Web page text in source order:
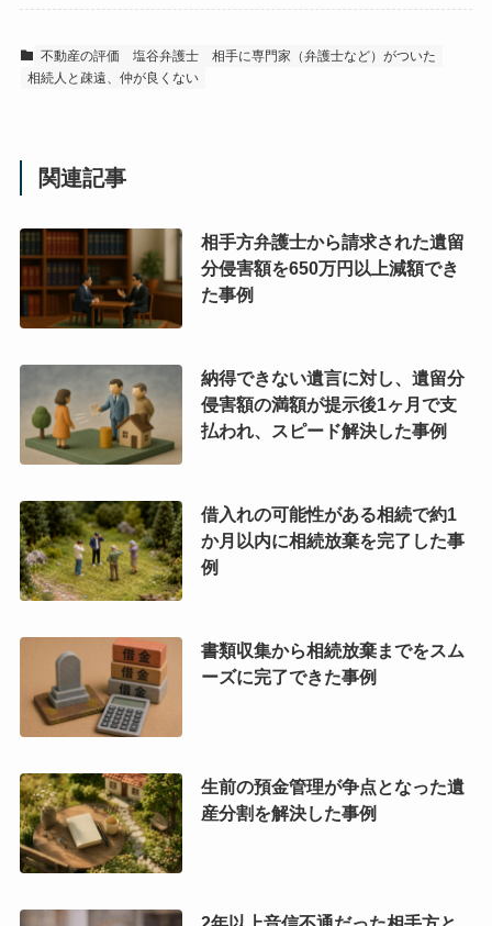
不動産の評価 塩谷弁護士
相手に専門家（弁護士など）がついた
相続人と疎遠、仲が良くない
関連記事
相手方弁護士から請求された遺留
分侵害額を650万円以上減額でき
た事例
納得できない遺言に対し、遺留分
侵害額の満額が提示後1ヶ月で支
払われ、スピード解決した事例
借入れの可能性がある相続で約1
か月以内に相続放棄を完了した事
例
書類収集から相続放棄までをスム
ーズに完了できた事例
生前の預金管理が争点となった遺
産分割を解決した事例